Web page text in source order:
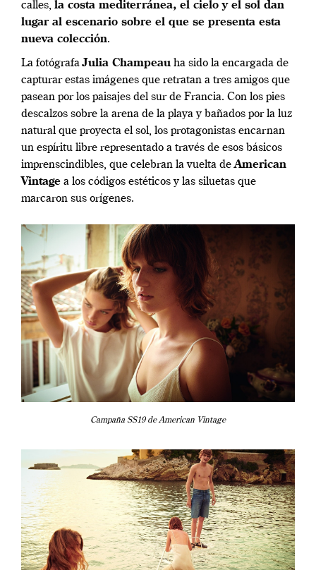
calles, la costa mediterránea, el cielo y el sol dan
lugar al escenario sobre el que se presenta esta
nueva colección.
La fotógrafaJulia Champeau ha sido la encargada de
capturar estas imágenes que retratan a tres amigos que
pasean por los paisajes del sur de Francia. Con los pies
descalzos sobre la arena de la playa y bañados por la luz
natural que proyecta el sol, los protagonistas encarnan
un espíritu libre representado a través de esos básicos
imprenscindibles, que celebran la vuelta deAmerican
Vintage a los códigos estéticos y las siluetas que
marcaron sus orígenes.
Campaña SS19 de American Vintage